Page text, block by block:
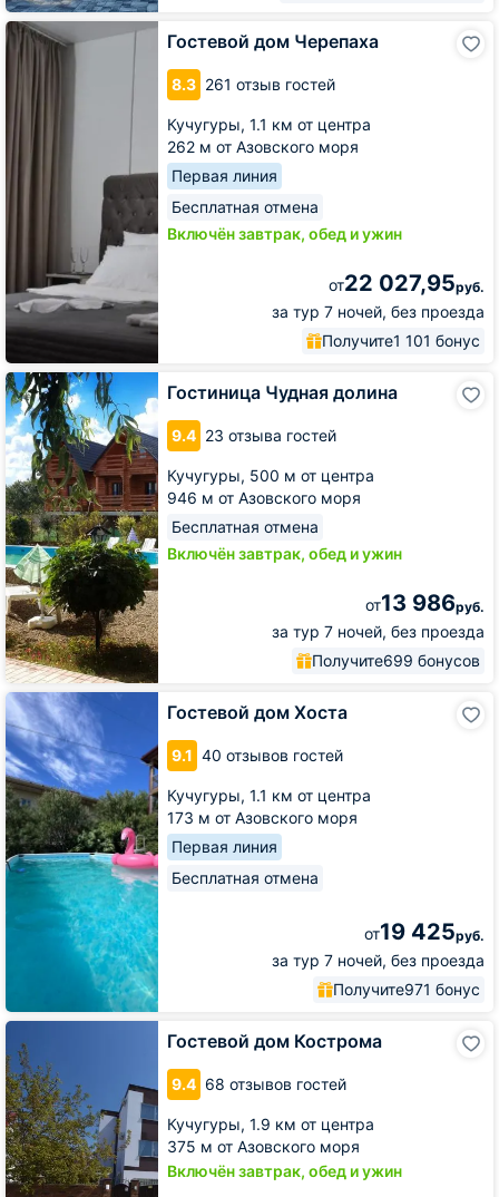
Гостевой дом Черепаха
8.3 261 отзыв гостей
Кучугуры, 1.1 км от центра
262 м от Азовского моря
Первая линия
Бесплатная отмена
Включён завтрак, обед и ужин
от22 027,95руб.
за тур 7 ночей, без проезда
Получите1 101 бонус
Гостевой
дом
Гостиница Чудная долина
9.4 23 отзыва гостей
Кучугуры, 500 м от центра
946 м от Азовского моря
Бесплатная отмена
Включён завтрак, обед и ужин
от13 986руб.
за тур 7 ночей, без проезда
Получите699 бонусов
Гостиница
Чудная
долина
Гостевой дом Хоста
9.1 40 отзывов гостей
Кучугуры, 1.1 км от центра
173 м от Азовского моря
Первая линия
Бесплатная отмена
от19 425руб.
за тур 7 ночей, без проезда
Получите971 бонус
Гостевой
дом
Хоста
Гостевой дом Кострома
9.4 68 отзывов гостей
Кучугуры, 1.9 км от центра
375 м от Азовского моря
Включён завтрак, обед и ужин
Гостевой
дом
Кострома